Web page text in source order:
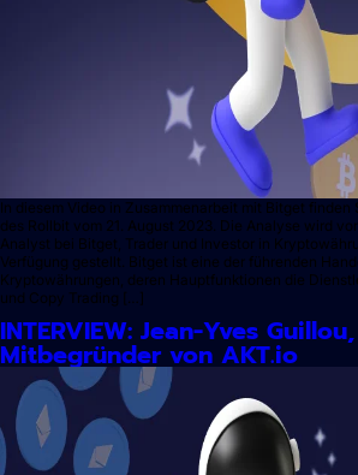
In diesem Video in Zusammenarbeit mit Bitget
des Rollbit vom 21. August 2023. Die Analyse wird
Analyst bei Bitget, Trader und Investor in
Verfügung gestellt. Bitget ist eine der führenden
Kryptowährungen, deren Hauptfunktionen die
und Copy Trading […]
INTERVIEW: Jean-Yves
Mitbegründer von AKT.io